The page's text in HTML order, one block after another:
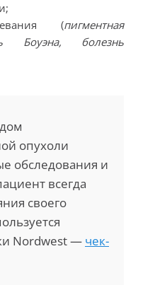
(пигментная
Боуэна, болезнь
опухоли
обследования и
всегда
своего
Nordwest — чек-